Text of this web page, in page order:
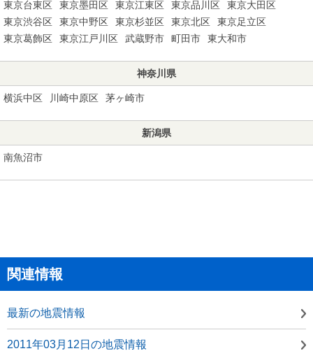
東京台東区 東京墨田区 東京江東区 東京品川区
東京大田区
東京渋谷区
東京中野区 東京杉並区 東京北区
東京足立区
東京葛飾区
東京江戸川区 武蔵野市 町田市 東大和市
神奈川県
横浜中区 川崎中原区 茅ヶ崎市
新潟県
南魚沼市
関連情報
最新の地震情報
2011年03月12日の地震情報